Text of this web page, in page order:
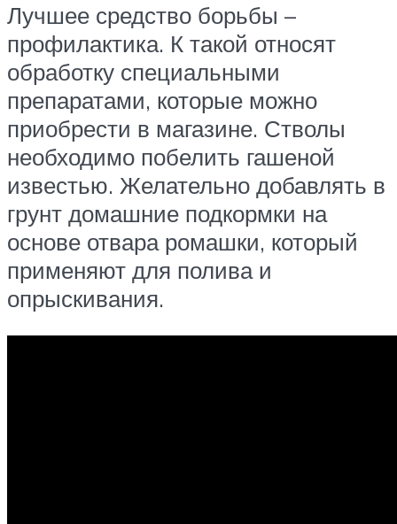
Лучшее средство борьбы –
профилактика. К такой относят
обработку специальными
препаратами, которые можно
приобрести в магазине. Стволы
необходимо побелить гашеной
известью. Желательно добавлять в
грунт домашние подкормки на
основе отвара ромашки, который
применяют для полива и
опрыскивания.